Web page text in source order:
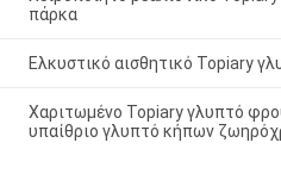
πάρκα
Ελκυστικό αισθητικό Topiary
Χαριτωμένο Topiary γλυπτό
υπαίθριο γλυπτό κήπων